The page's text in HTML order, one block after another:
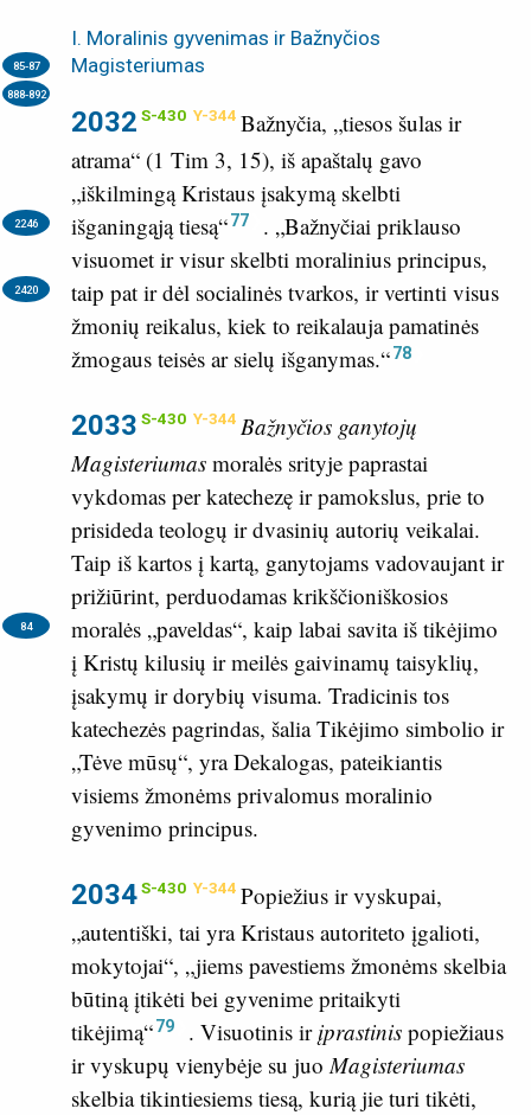
I. Moralinis gyvenimas ir Bažnyčios
Magisteriumas
85-87
888-892
2032 S-430 Y-344 Bažnyčia, „tiesos šulas ir
atrama“ (1 Tim 3, 15), iš apaštalų gavo
„iškilmingą Kristaus įsakymą skelbti
išganingąją tiesą“77 .
2246
„Bažnyčiai priklauso
visuomet ir visur skelbti moralinius principus,
taip pat ir dėl socialinės tvarkos,
2420
ir vertinti visus
žmonių reikalus, kiek to reikalauja pamatinės
žmogaus teisės ar sielų išganymas.“78
2033 S-430 Y-344 Bažnyčios ganytojų
Magisteriumas moralės srityje paprastai
vykdomas per katechezę ir pamokslus, prie to
prisideda teologų ir dvasinių autorių veikalai.
Taip iš kartos į kartą, ganytojams vadovaujant ir
prižiūrint, perduodamas krikščioniškosios
moralės „paveldas“,
84
kaip labai savita iš tikėjimo
į Kristų kilusių ir meilės gaivinamų taisyklių,
įsakymų ir dorybių visuma. Tradicinis tos
katechezės pagrindas, šalia Tikėjimo simbolio ir
„Tėve mūsų“, yra Dekalogas, pateikiantis
visiems žmonėms privalomus moralinio
gyvenimo principus.
2034S-430 Y-344 Popiežius ir vyskupai,
„autentiški, tai yra Kristaus autoriteto įgalioti,
mokytojai“, „jiems pavestiems žmonėms skelbia
būtiną įtikėti bei gyvenime pritaikyti
tikėjimą“79 . Visuotinis ir įprastinis popiežiaus
ir vyskupų vienybėje su juoMagisteriumas
skelbia tikintiesiems tiesą, kurią jie turi tikėti,